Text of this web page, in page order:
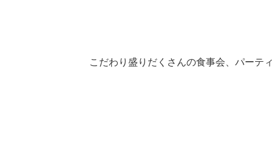
こだわり盛りだくさんの食事会、パーテ